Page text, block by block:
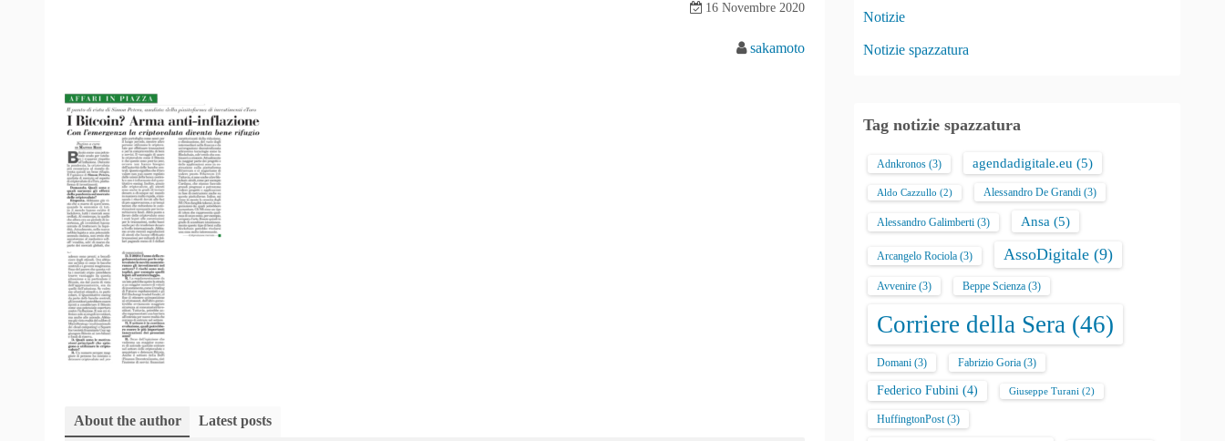
16 Novembre 2020
sakamoto
About the author Latest posts
Notizie
Notizie spazzatura
Tag notizie spazzatura
Adnkronos (3) agendadigitale.eu (5)
Aldo Cazzullo (2) Alessandro De Grandi (3)
Alessandro Galimberti (3) Ansa (5)
Arcangelo Rociola (3) AssoDigitale (9)
Avvenire (3) Beppe Scienza (3)
Corriere della Sera (46)
Domani (3) Fabrizio Goria (3)
Federico Fubini (4) Giuseppe Turani (2)
HuffingtonPost(3)